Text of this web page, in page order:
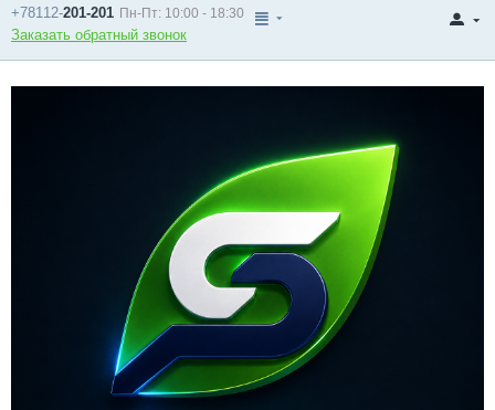
+78112-201-201 Пн-Пт: 10:00 - 18:30
Заказать обратный звонок